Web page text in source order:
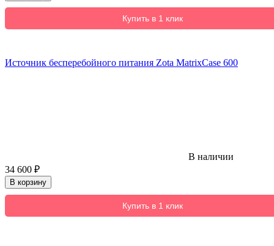
Купить в 1 клик
Источник бесперебойного питания Zota MatrixCase 600
В наличии
34 600 ₽
В корзину
Купить в 1 клик